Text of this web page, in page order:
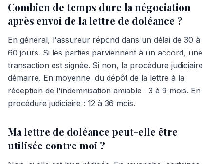
Combien de temps dure la négociation
après envoi de la lettre de doléance ?
En général, l'assureur répond dans un délai de 30 à
60 jours. Si les parties parviennent à un accord, une
transaction est signée. Si non, la procédure judiciaire
démarre. En moyenne, du dépôt de la lettre à la
réception de l'indemnisation amiable : 3 à 9 mois. En
procédure judiciaire : 12 à 36 mois.
Ma lettre de doléance peut-elle être
utilisée contre moi ?